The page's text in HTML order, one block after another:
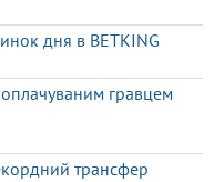
дня в BETKING
гравцем
трансфер